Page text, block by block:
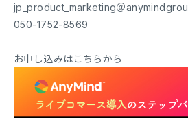
jp_product_marketing＠
050-1752-8569
お申し込みはこちらから